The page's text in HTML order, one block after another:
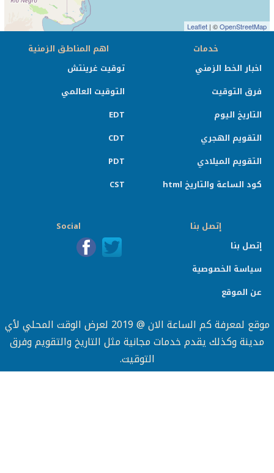
Leaflet| ©
خدمات
اخبار الخط الزمني
فرق التوقيت
التاريخ اليوم
التقويم الهجري
التقويم الميلادي
كود الساعة والتاريخ html
اهم المناطق الزمنية
توقيت غرينتش
التوقيت العالمي
EDT
CDT
PDT
CST
إتصل بنا
إتصل بنا
سياسة الخصوصية
عن الموقع
Social
موقع لمعرفة كم الساعة الان @ 2019 لعرض الوقت المحلي لأي
وكذلك يقدم خدمات مجانية مثل التاريخ والتقويم وفرق
التوقيت.